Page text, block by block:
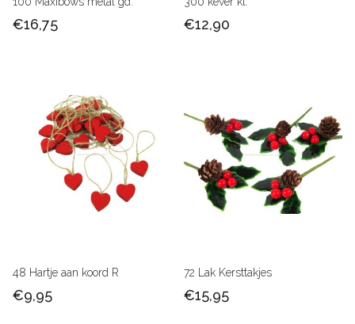
€16,75 €12,90
48 Hartje aan koord R
€9,95
72 Lak Kersttakjes
€15,95